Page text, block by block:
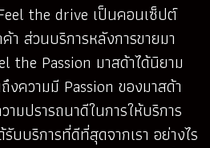
the drive เป็นคอนเซ็ปต์
า ส่วนบริการหลังการขายมา
the Passion มาสด้าได้นิยาม
งความมี Passion ของมาสด้า
มปรารถนาดีในการให้บริการ
บบริการที่ดีที่สุดจากเรา อย่างไร